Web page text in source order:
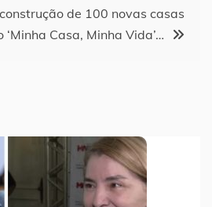
de 100 novas casas
‘Minha Casa, Minha Vida’…